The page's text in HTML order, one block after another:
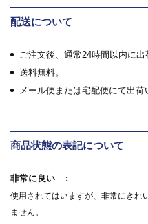
配送について
ご注文後、通常24時間以内に出
送料無料。
メール便または宅配便にて出荷
商品状態の表記について
非常に良い
使用されてはいますが、非常にきれ
ません。